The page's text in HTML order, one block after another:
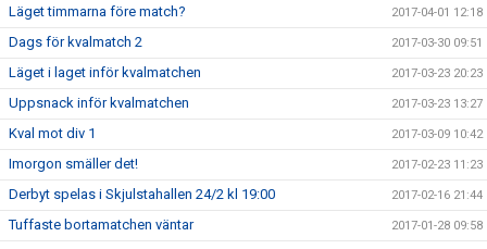
Läget timmarna före match? 2017-04-01 12:18
Dags för kvalmatch 2 2017-03-30 09:51
Läget i laget inför kvalmatchen 2017-03-23 20:23
Uppsnack inför kvalmatchen 2017-03-23 13:27
Kval mot div 1 2017-03-09 10:42
Imorgon smäller det! 2017-02-23 11:23
Derbyt spelas i Skjulstahallen 24/2 kl 19:00 2017-02-16 21:44
Tuffaste bortamatchen väntar 2017-01-28 09:58